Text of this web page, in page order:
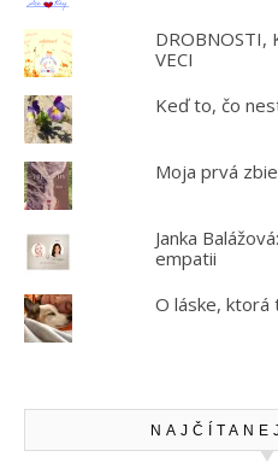
DROBNOSTI,
VECI
Keď to, čo
Moja prvá
Janka
empatii
O láske, ktorá